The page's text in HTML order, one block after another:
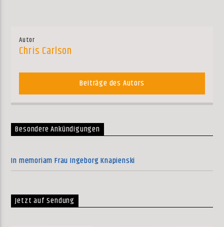
Autor
Chris Carlson
Beiträge des Autors
Besondere Ankündigungen
In memoriam Frau Ingeborg Knapienski
Jetzt auf Sendung